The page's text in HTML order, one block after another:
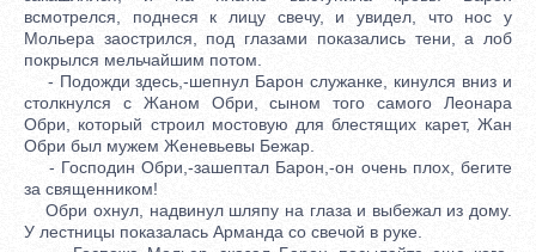
всмотрелся, поднеся к лицу свечу, и увидел, что нос у
Мольера заострился, под глазами показались тени, а лоб
покрылся мельчайшим потом.
- Подожди здесь,-шепнул Барон служанке, кинулся вниз и
столкнулся с Жаном Обри, сыном того самого Леонара
Обри, который строил мостовую для блестящих карет, Жан
Обри был мужем Женевьевы Бежар.
- Господин Обри,-зашептал Барон,-он очень плох, бегите
за священником!
Обри охнул, надвинул шляпу на глаза и выбежал из дому.
У лестницы показалась Арманда со свечой в руке.